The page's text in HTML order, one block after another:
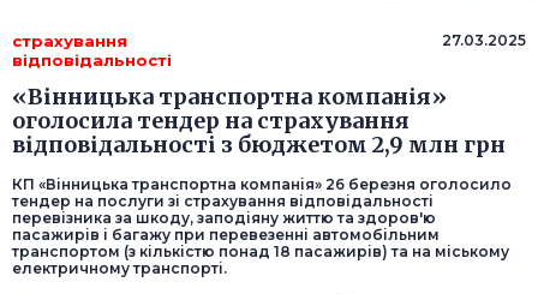
страхування
відповідальності
27.03.2025
«Вінницька транспортна компанія»
оголосила тендер на страхування
відповідальності з бюджетом 2,9 млн грн
КП «Вінницька транспортна компанія» 26 березня оголосило
тендер на послуги зі страхування відповідальності
перевізника за шкоду, заподіяну життю та здоров'ю
пасажирів і багажу при перевезенні автомобільним
транспортом (з кількістю понад 18 пасажирів) та на міському
електричному транспорті.